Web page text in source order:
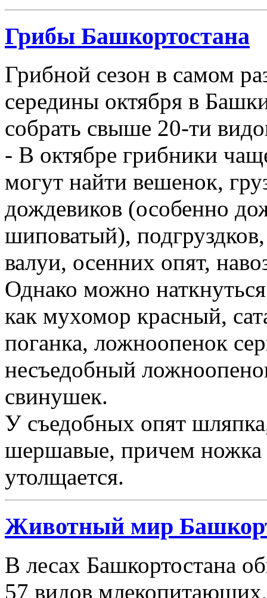
Грибы Башкортостана
Грибной сезон в самом
середины октября в
собрать свыше 20-ти
- В октябре грибники
могут найти вешенок,
дождевиков (особенно
шиповатый),
валуи, осенних опят,
Однако можно
как мухомор красный,
поганка, ложноопенок
несъедобный
свинушек.
У съедобных опят
шершавые, причем ножка
утолщается.
Животный мир
В лесах Башкортостана
57 видов